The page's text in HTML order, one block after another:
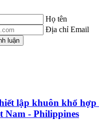
Họ tên
Địa chỉ Email
luận
lập khuôn khổ hợp
Nam - Philippines